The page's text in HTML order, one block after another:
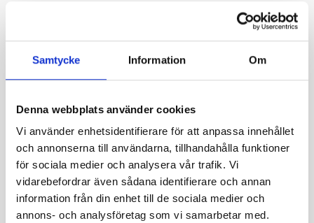
FÅ VÅRT NYHETSBREV
×
Samtycke Information Om
Denna webbplats använder cookies
Vi använder enhetsidentifierare för att anpassa innehållet
och annonserna till användarna, tillhandahålla funktioner
för sociala medier och analysera vår trafik. Vi
vidarebefordrar även sådana identifierare och annan
information från din enhet till de sociala medier och
annons- och analysföretag som vi samarbetar med.
ger en naturlig look, medan den färgade gelen kan ge extra
definition och fyllighet.
Bryngel som håller hela dagen
ögonbrynsgel ett måste i din skönhetsrutin. Den håller dina
bryn på plats hela dagen utan att klumpa sig eller kännas stel.
Få fylligare och mer definierade bryn med vår högkvalitativa
ögonbrynsgel, som är designad för att ge ett naturligt och
hållbart resultat. Oavsett om du föredrar en subtil eller
dramatisk look, är ögonbrynsgel det perfekta verktyget för
att uppnå dina önskade bryn.